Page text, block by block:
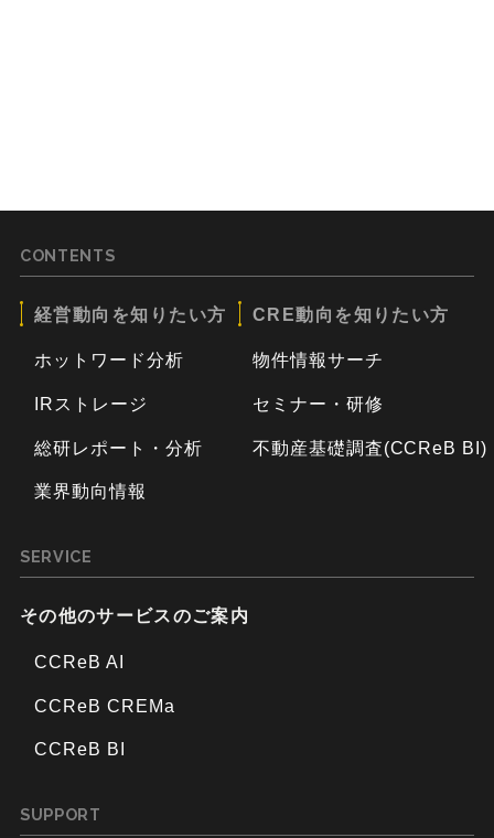
CONTENTS
経営動向を知りたい方
ホットワード分析
IRストレージ
総研レポート・分析
業界動向情報
CRE動向を知りたい方
物件情報サーチ
セミナー・研修
不動産基礎調査(CCReB BI)
SERVICE
その他のサービスのご案内
CCReB AI
CCReB CREMa
CCReB BI
SUPPORT